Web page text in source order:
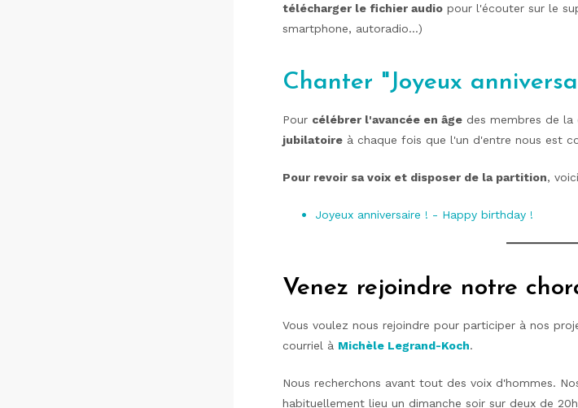
télécharger le fichier audio pour l'écouter sur le
smartphone, autoradio…)
Chanter "Joyeux
Pour célébrer l'avancée en âge des membres de la
jubilatoire à chaque fois que l'un d'entre nous est
Pour revoir sa voix et disposer de la partition,
Joyeux anniversaire ! - Happy birthday !
Venez rejoindre notre
Vous voulez nous rejoindre pour participer à nos
courriel à Michèle Legrand-Koch.
Nous recherchons avant tout des voix d'hommes.
habituellement lieu un dimanche soir sur deux de